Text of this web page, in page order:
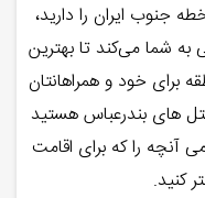
جنوب ایران را دارید،
شما می‌کند تا بهترین
برای خود و همراهانتان
های بندرعباس هستید
را که برای اقامت
کنید.